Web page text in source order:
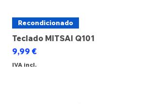
Recondicionado
Teclado MITSAI Q101
Preço
9,99 €
IVA incl.